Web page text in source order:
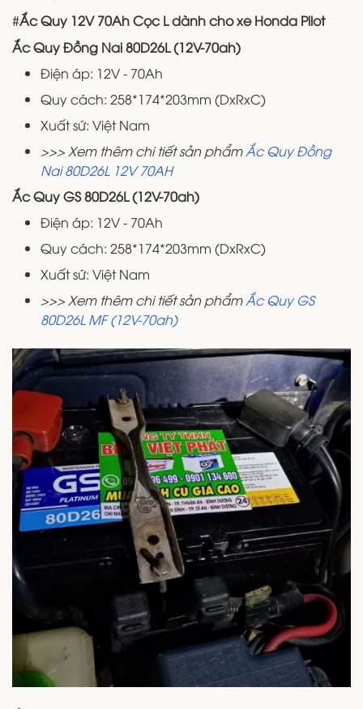
#Ắc Quy 12V 70Ah Cọc L dành cho xe Honda Pilot
Ắc Quy Đồng Nai 80D26L (12V-70ah)
Điện áp: 12V - 70Ah
Quy cách: 258*174*203mm (DxRxC)
Xuất sứ: Việt Nam
>>> Xem thêm chi tiết sản phẩmẮc Quy Đồng
Nai 80D26L 12V 70AH
Ắc Quy GS 80D26L (12V-70ah)
Điện áp: 12V - 70Ah
Quy cách: 258*174*203mm (DxRxC)
Xuất sứ: Việt Nam
>>> Xem thêm chi tiết sản phẩmẮc Quy GS
80D26L MF (12V-70ah)